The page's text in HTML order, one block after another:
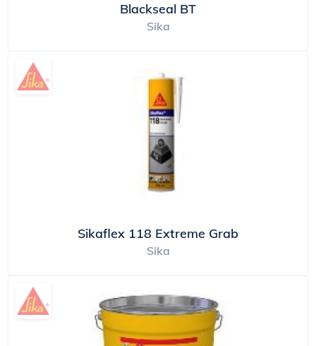
Blackseal BT
Sika
Sikaflex 118 Extreme Grab
Sika